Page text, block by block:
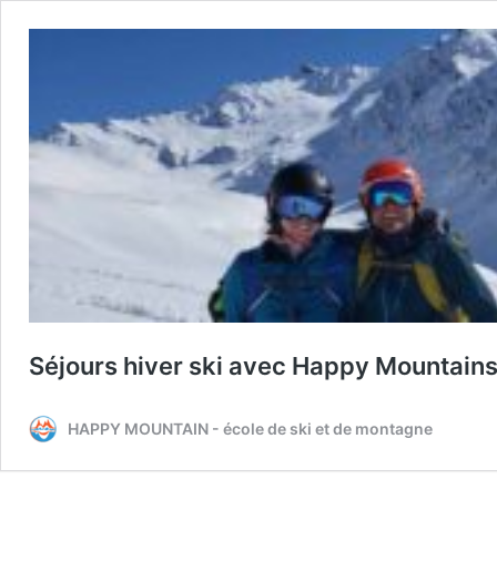
Séjours hiver ski avec Happy Mountains
HAPPY MOUNTAIN - école de ski et de montagne